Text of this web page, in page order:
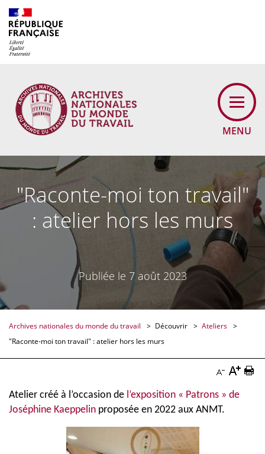
MENU
"Raconte-moi ton travail"
: atelier hors les murs
Publiée le 7 août 2023
Archives nationales du monde du travail Découvrir
Ateliers
"Raconte-moi ton travail" : atelier hors les murs
Diminuer
la
taille
la
Atelier créé à l’occasion de l’exposition « Patrons » de
Joséphine Kaeppelin proposée en 2022 aux ANMT.